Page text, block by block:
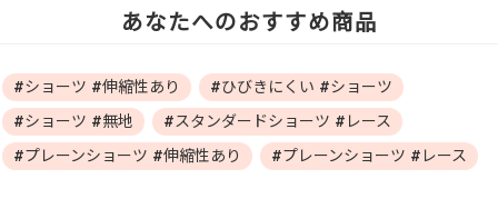
あなたへのおすすめ商品
#ショーツ #伸縮性あり
#ひびきにくい #ショーツ
#ショーツ #無地
#スタンダードショーツ #レース
#プレーンショーツ #伸縮性あり
#プレーンショーツ #レース